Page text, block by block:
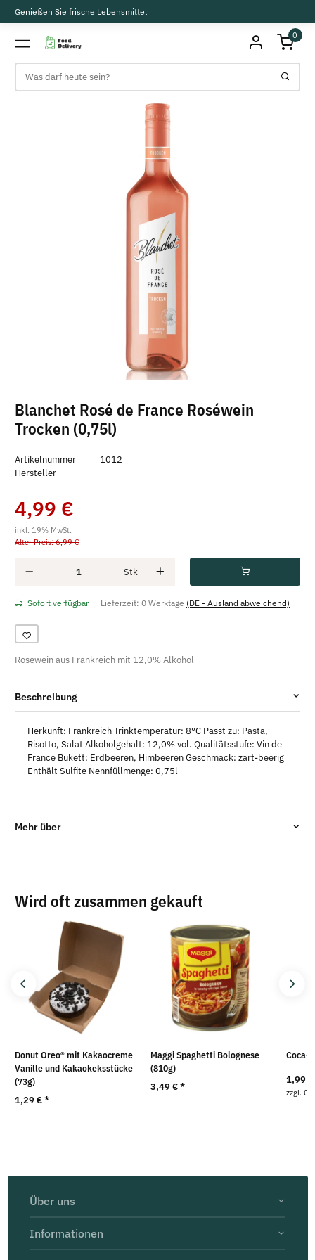
Genießen Sie frische Lebensmittel
0
Blanchet Rosé de France Roséwein
Trocken (0,75l)
Artikelnummer
1012
Hersteller
4,99 €
inkl. 19% MwSt.
Alter Preis: 6,99 €
Stk
Sofort verfügbar Lieferzeit: 0 Werktage (DE - Ausland abweichend)
Rosewein aus Frankreich mit 12,0% Alkohol
Beschreibung
Herkunft: Frankreich Trinktemperatur: 8°C Passt zu: Pasta,
Risotto, Salat Alkoholgehalt: 12,0% vol. Qualitätsstufe: Vin de
France Bukett: Erdbeeren, Himbeeren Geschmack: zart-beerig
Enthält Sulfite Nennfüllmenge: 0,75l
Mehr über
Wird oft zusammen gekauft
Donut Oreo® mit Kakaocreme
Vanille und Kakaokeksstücke
(73g)
1,29 €*
Maggi Spaghetti Bolognese
(810g)
3,49 €*
Coca-
1,99 €
zzgl.
Über uns
Informationen